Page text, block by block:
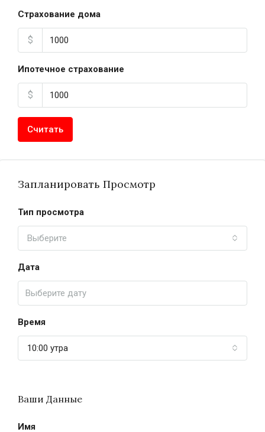
Страхование дома
$
Ипотечное страхование
$
Считать
Запланировать Просмотр
Тип просмотра
Выберите
Дата
Время
10:00 утра
Ваши Данные
Имя